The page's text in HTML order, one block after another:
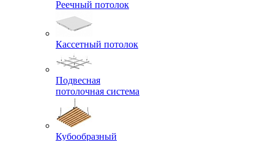
Реечный потолок
Кассетный потолок
Подвесная
потолочная система
Кубообразный